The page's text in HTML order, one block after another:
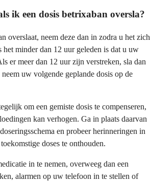
ik een dosis betrixaban oversla?
overslaat, neem deze dan in zodra u het zich
het minder dan 12 uur geleden is dat u uw
er meer dan 12 uur zijn verstreken, sla dan
uw volgende geplande dosis op de
om een gemiste dosis te compenseren,
kan verhogen. Ga in plaats daarvan
en probeer herinneringen in
doses te onthouden.
in te nemen, overweeg dan een
alarmen op uw telefoon in te stellen of